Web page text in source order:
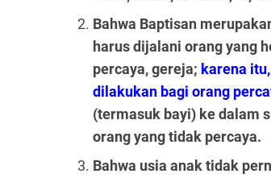
Bahwa Baptisan
harus dijalani orang yang
percaya, gereja; karena
dilakukan bagi orang
(termasuk bayi) ke dalam
orang yang tidak percaya.
Bahwa usia anak tidak